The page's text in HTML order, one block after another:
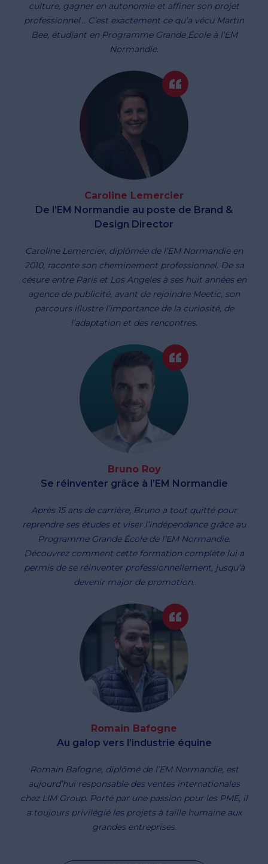
culture, gagner en autonomie et affiner son projet
professionnel... C’est exactement ce qu’a vécu Martin
Bee, étudiant en Programme Grande École à l’EM
Normandie.
Caroline Lemercier
De l’EM Normandie au poste de Brand &
Design Director
Caroline Lemercier, diplômée de l’EM Normandie en
2010, raconte son cheminement professionnel. De sa
césure entre Paris et Los Angeles à ses huit années en
agence de publicité, avant de rejoindre Meetic, son
parcours illustre l’importance de la curiosité, de
l’adaptation et des rencontres.
Bruno Roy
Se réinventer grâce à l’EM Normandie
Après 15 ans de carrière, Bruno a tout quitté pour
reprendre ses études et viser l’indépendance grâce au
Programme Grande École de l’EM Normandie.
Découvrez comment cette formation complète lui a
permis de se réinventer professionnellement, jusqu’à
devenir major de promotion.
Romain Bafogne
Au galop vers l’industrie équine
Romain Bafogne, diplômé de l’EM Normandie, est
aujourd’hui responsable des ventes internationales
chez LIM Group. Porté par une passion pour les PME, il
a toujours privilégié les projets à taille humaine aux
grandes entreprises.